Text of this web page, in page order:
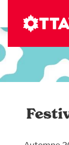
contenu